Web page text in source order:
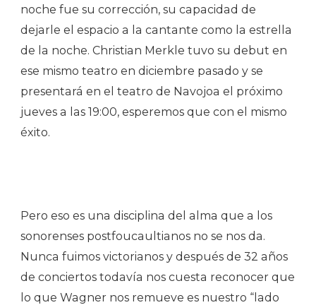
noche fue su corrección, su capacidad de
dejarle el espacio a la cantante como la estrella
de la noche. Christian Merkle tuvo su debut en
ese mismo teatro en diciembre pasado y se
presentará en el teatro de Navojoa el próximo
jueves a las 19:00, esperemos que con el mismo
éxito.
Pero eso es una disciplina del alma que a los
sonorenses postfoucaultianos no se nos da.
Nunca fuimos victorianos y después de 32 años
de conciertos todavía nos cuesta reconocer que
lo que Wagner nos remueve es nuestro “lado